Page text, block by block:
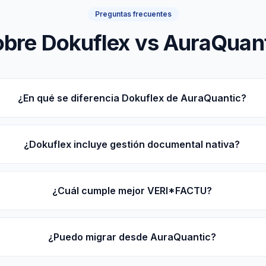
Preguntas frecuentes
Dokuflex vs
¿En qué se diferencia Dokuflex de AuraQuantic?
¿Dokuflex incluye gestión documental nativa?
¿Cuál cumple mejor VERI*FACTU?
¿Puedo migrar desde AuraQuantic?